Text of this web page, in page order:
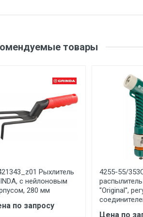
Производитель и место
Срок службы
Дата изготовления
Ваше сообщение
Отправить отзыв
товары
Рыхлитель
с нейлоновым
280 мм
по запросу
4255-55/
''Original'',
Цена по